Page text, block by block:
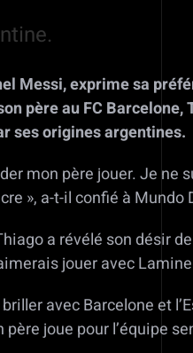
Messi, exprime sa
père au FC
ses origines argentines.
mon père jouer. Je
», a-t-il confié à Mundo
a révélé son désir
jouer avec
avec Barcelone et
joue pour l’équipe